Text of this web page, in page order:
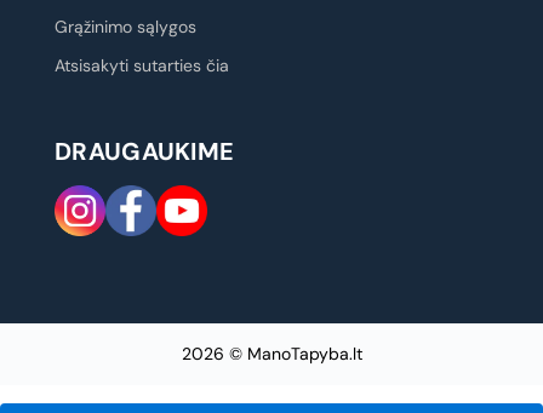
Grąžinimo sąlygos
Atsisakyti sutarties čia
DRAUGAUKIME
2026 © ManoTapyba.lt